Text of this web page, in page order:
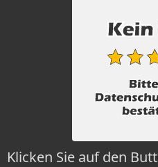
Klicken Sie auf den